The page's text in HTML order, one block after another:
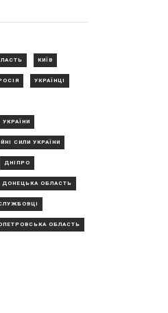
КИЇВ
УКРАЇНЦІ
СИЛИ УКРАЇНИ
ДНІПРО
ДОНЕЦЬКА ОБЛАСТЬ
ОБЛАСТЬ